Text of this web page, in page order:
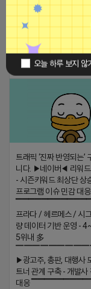
오늘 하루 보지 않
티비 보는 라이언
비공개
트래픽 ‘진짜 반영되는’
니다. ▶네이버◀ 리워
- 시즌키워드 최상단 상
프로그램 이슈 민감 대응
프라다 / 헤르메스 / 시
량 데이터 기반 운영 -
5위내 多
▶광고주, 총판, 대행사
트너 관계 구축 - 개발사
대응